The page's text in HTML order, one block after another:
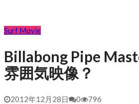
Surf Movie
Billabong Pipe
雰囲気映像？
2012年12月28日 0 796